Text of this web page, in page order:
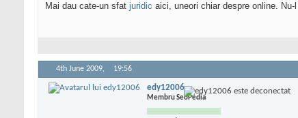
Mai dau cate-un sfat juridic aici, uneori chiar despre online.
4th June 2009, 19:56
edy12006
Membru SeoPedia